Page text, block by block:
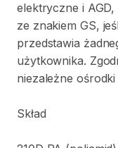
elektryczne i AGD​,​
ze znakiem GS​,​
przedstawia
użytkownika.
niezależne ośrodki
Skład